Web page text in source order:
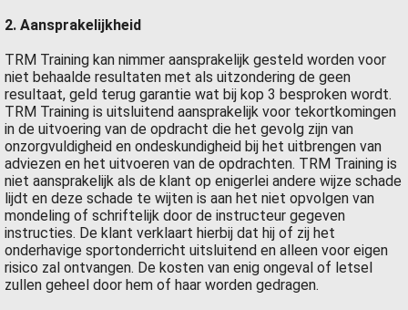
2. Aansprakelijkheid
TRM Training kan nimmer aansprakelijk gesteld worden voor
niet behaalde resultaten met als uitzondering de geen
resultaat, geld terug garantie wat bij kop 3 besproken wordt.
TRM Training is uitsluitend aansprakelijk voor tekortkomingen
in de uitvoering van de opdracht die het gevolg zijn van
onzorgvuldigheid en ondeskundigheid bij het uitbrengen van
adviezen en het uitvoeren van de opdrachten. TRM Training is
niet aansprakelijk als de klant op enigerlei andere wijze schade
lijdt en deze schade te wijten is aan het niet opvolgen van
mondeling of schriftelijk door de instructeur gegeven
instructies. De klant verklaart hierbij dat hij of zij het
onderhavige sportonderricht uitsluitend en alleen voor eigen
risico zal ontvangen. De kosten van enig ongeval of letsel
zullen geheel door hem of haar worden gedragen.